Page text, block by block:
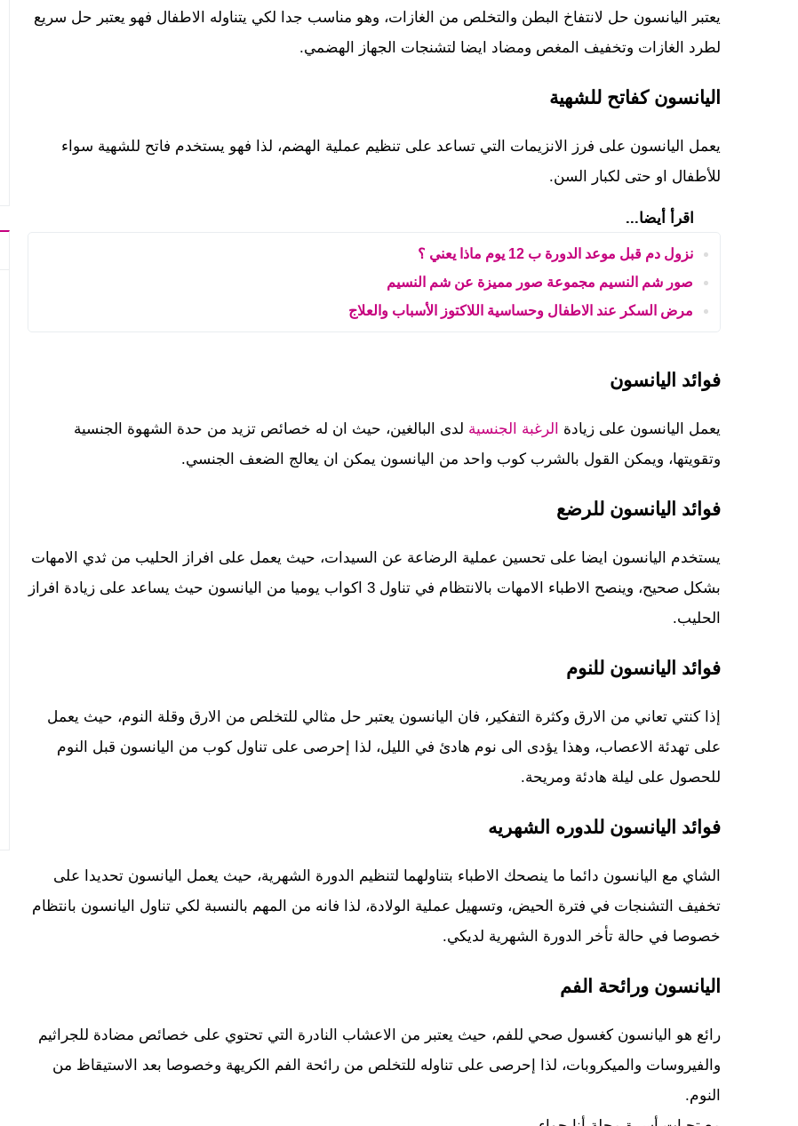
يعتبر اليانسون حل لانتفاخ البطن والتخلص من الغازات، وهو مناسب جدا لكي يتناوله الاطفال فهو يعتبر حل سريع
لطرد الغازات وتخفيف المغص ومضاد ايضا لتشنجات الجهاز الهضمي.
اليانسون كفاتح للشهية
يعمل اليانسون على فرز الانزيمات التي تساعد على تنظيم عملية الهضم، لذا فهو يستخدم فاتح للشهية سواء
للأطفال او حتى لكبار السن.
اقرأ أيضا...
نزول دم قبل موعد الدورة ب 12 يوم ماذا يعني ؟
صور شم النسيم مجموعة صور مميزة عن شم النسيم
مرض السكر عند الاطفال وحساسية اللاكتوز الأسباب والعلاج
فوائد اليانسون
يعمل اليانسون على زيادة الرغبة الجنسية لدى البالغين، حيث ان له خصائص تزيد من حدة الشهوة الجنسية
وتقويتها، ويمكن القول بالشرب كوب واحد من اليانسون يمكن ان يعالج الضعف الجنسي.
فوائد اليانسون للرضع
يستخدم اليانسون ايضا على تحسين عملية الرضاعة عن السيدات، حيث يعمل على افراز الحليب من ثدي الامهات
بشكل صحيح، وينصح الاطباء الامهات بالانتظام في تناول 3 اكواب يوميا من اليانسون حيث يساعد على زيادة افراز
الحليب.
فوائد اليانسون للنوم
إذا كنتي تعاني من الارق وكثرة التفكير، فان اليانسون يعتبر حل مثالي للتخلص من الارق وقلة النوم، حيث يعمل
على تهدئة الاعصاب، وهذا يؤدى الى نوم هادئ في الليل، لذا إحرصى على تناول كوب من اليانسون قبل النوم
للحصول على ليلة هادئة ومريحة.
فوائد اليانسون للدوره الشهريه
الشاي مع اليانسون دائما ما ينصحك الاطباء بتناولهما لتنظيم الدورة الشهرية، حيث يعمل اليانسون تحديدا على
تخفيف التشنجات في فترة الحيض، وتسهيل عملية الولادة، لذا فانه من المهم بالنسبة لكي تناول اليانسون بانتظام
خصوصا في حالة تأخر الدورة الشهرية لديكي.
اليانسون ورائحة الفم
رائع هو اليانسون كغسول صحي للفم، حيث يعتبر من الاعشاب النادرة التي تحتوي على خصائص مضادة للجراثيم
والفيروسات والميكروبات، لذا إحرصى على تناوله للتخلص من رائحة الفم الكريهة وخصوصا بعد الاستيقاظ من
النوم.